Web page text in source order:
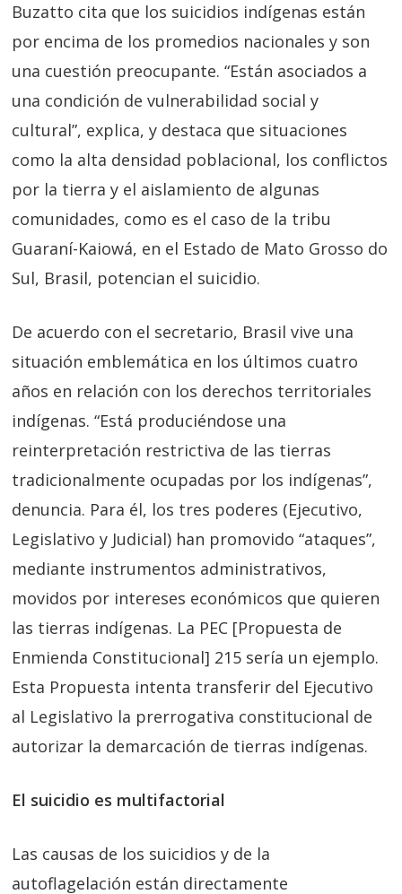
Buzatto cita que los suicidios indígenas están
por encima de los promedios nacionales y son
una cuestión preocupante. “Están asociados a
una condición de vulnerabilidad social y
cultural”, explica, y destaca que situaciones
como la alta densidad poblacional, los conflictos
por la tierra y el aislamiento de algunas
comunidades, como es el caso de la tribu
Guaraní-Kaiowá, en el Estado de Mato Grosso do
Sul, Brasil, potencian el suicidio.
De acuerdo con el secretario, Brasil vive una
situación emblemática en los últimos cuatro
años en relación con los derechos territoriales
indígenas. “Está produciéndose una
reinterpretación restrictiva de las tierras
tradicionalmente ocupadas por los indígenas”,
denuncia. Para él, los tres poderes (Ejecutivo,
Legislativo y Judicial) han promovido “ataques”,
mediante instrumentos administrativos,
movidos por intereses económicos que quieren
las tierras indígenas. La PEC [Propuesta de
Enmienda Constitucional] 215 sería un ejemplo.
Esta Propuesta intenta transferir del Ejecutivo
al Legislativo la prerrogativa constitucional de
autorizar la demarcación de tierras indígenas.
El suicidio es multifactorial
Las causas de los suicidios y de la
autoflagelación están directamente